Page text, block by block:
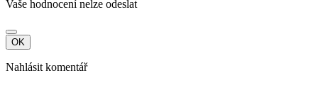
Vaše hodnocení nelze odeslat
OK
Nahlásit komentář